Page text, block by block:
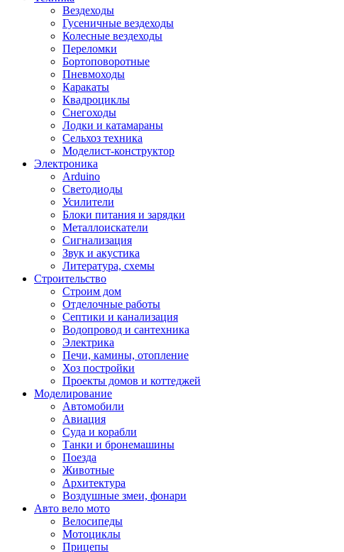
Вездеходы
Гусеничные вездеходы
Колесные вездеходы
Переломки
Бортоповоротные
Пневмоходы
Каракаты
Квадроциклы
Снегоходы
Лодки и катамараны
Сельхоз техника
Моделист-конструктор
Электроника
Arduino
Светодиоды
Усилители
Блоки питания и зарядки
Металлоискатели
Сигнализация
Звук и акустика
Литература, схемы
Строительство
Строим дом
Отделочные работы
Септики и канализация
Водопровод и сантехника
Электрика
Печи, камины, отопление
Хоз постройки
Проекты домов и коттеджей
Моделирование
Автомобили
Авиация
Суда и корабли
Танки и бронемашины
Поезда
Животные
Архитектура
Воздушные змеи, фонари
Авто вело мото
Велосипеды
Мотоциклы
Прицепы